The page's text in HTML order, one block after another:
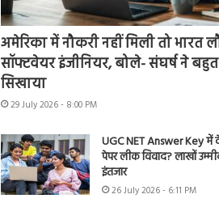
अमेरिका में नौकरी नहीं मिली तो भारत
सॉफ्टवेयर इंजीनियर, बोले- संघर्ष ने
सिखाया
29 July 2026 - 8:00 PM
UGC NET Answer Key में
पेपर लीक विवाद? लाखों
इंतजार
26 July 2026 - 6:11 PM